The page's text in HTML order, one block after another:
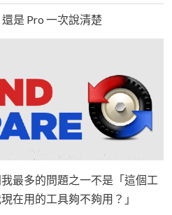
是 Pro 一次說清楚
最多的問題之一不是「這個工
在用的工具夠不夠用？」